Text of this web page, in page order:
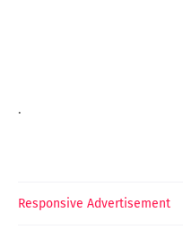
.
Responsive Advertisement